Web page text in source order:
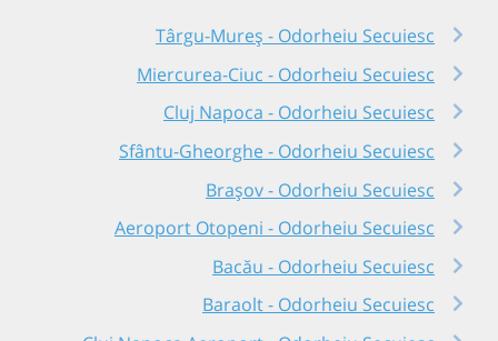
Târgu-Mureș - Odorheiu Secuiesc
Miercurea-Ciuc - Odorheiu Secuiesc
Cluj Napoca - Odorheiu Secuiesc
Sfântu-Gheorghe - Odorheiu Secuiesc
Brașov - Odorheiu Secuiesc
Aeroport Otopeni - Odorheiu Secuiesc
Bacău - Odorheiu Secuiesc
Baraolt - Odorheiu Secuiesc